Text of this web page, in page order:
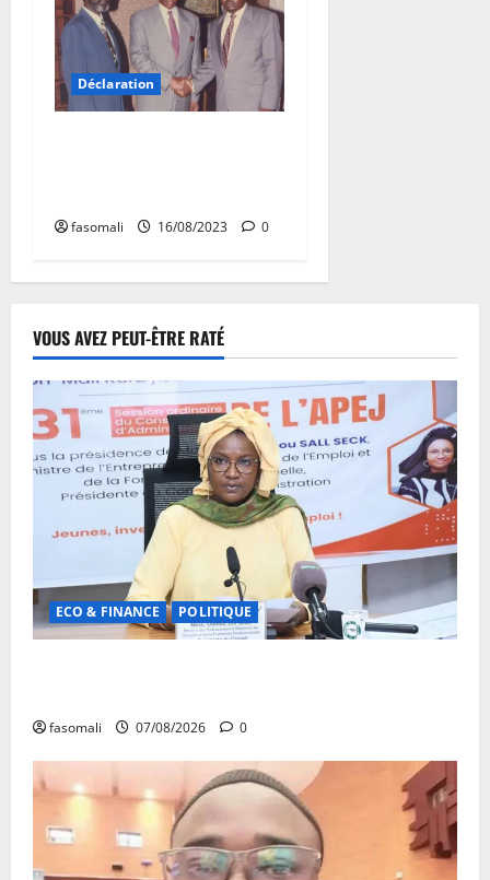
Déclaration
fasomali 16/08/2023 0
VOUS AVEZ PEUT-ÊTRE RATÉ
ECO & FINANCE POLITIQUE
fasomali 07/08/2026 0